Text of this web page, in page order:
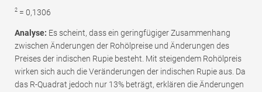
2 = 0,1306
Analyse: Es scheint, dass ein geringfügiger Zusammenhang
zwischen Änderungen der Rohölpreise und Änderungen des
Preises der indischen Rupie besteht. Mit steigendem Rohölpreis
wirken sich auch die Veränderungen der indischen Rupie aus. Da
das R-Quadrat jedoch nur 13% beträgt, erklären die Änderungen